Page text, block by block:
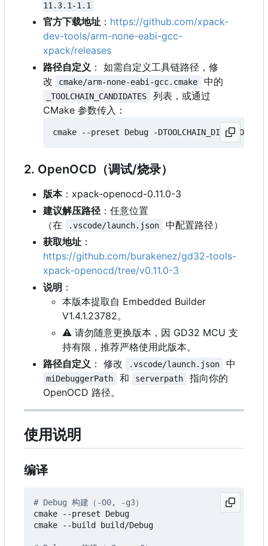
11.3.1-1.1
官方下载地址 ： https://github.com/xpack-
dev-tools/arm-none-eabi-gcc-
xpack/releases
路径自定义 ： 如需自定义工具链路径，修
改
cmake/arm-none-eabi-gcc.cmake 中的
_TOOLCHAIN_CANDIDATES
列表，或通过
CMake 参数传入：
cmake --preset Debug -DTOOLCHAIN_DIRECTORY
2. OpenOCD（调试/烧录）
版本： xpack-openocd-0.11.0-3
建议解压路径：任意位置
（在
.vscode/launch.json
中配置路径）
获取地址 ：
https://github.com/burakenez/gd32-tools-
xpack-openocd/tree/v0.11.0-3
说明 ：
本版本提取自 Embedded Builder
V1.4.1.23782。
⚠️ 请勿随意更换版本，因 GD32 MCU 支
持有限，推荐严格使用此版本。
路径自定义 ： 修改 .vscode/launch.json 中
miDebuggerPath 和 serverpath
指向你的
OpenOCD 路径。
使用说明
编译
# Debug 构建（-O0, -g3）
cmake --preset Debug
cmake --build build/Debug